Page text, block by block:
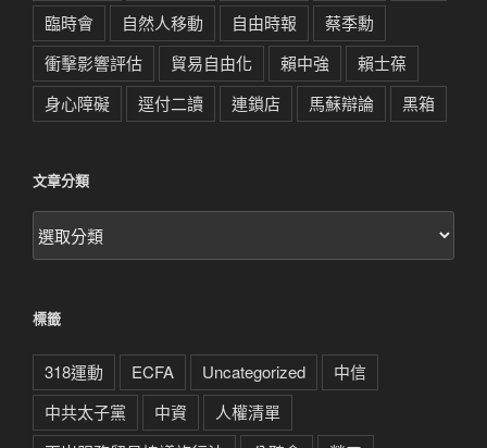
臨時會 自然人移動 自由時報
蔡季勳
衝擊影響評估
貿易自由化 賴中強
賴士葆
身心障礙
逕付二讀 連鎖店 馬蘇辯論 黑箱
文章分類
文
章
標籤
318運動 ECFA Uncategorized
中信
中共太子黨
中資
人權清單